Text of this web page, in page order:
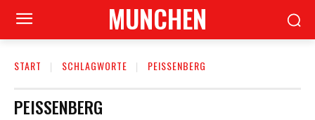
MUNCHEN
START SCHLAGWORTE PEISSENBERG
PEISSENBERG